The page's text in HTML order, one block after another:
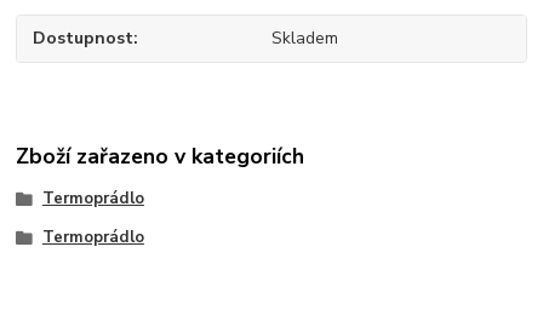
Dostupnost Skladem
Zboží zařazeno v kategoriích
Termoprádlo
Termoprádlo